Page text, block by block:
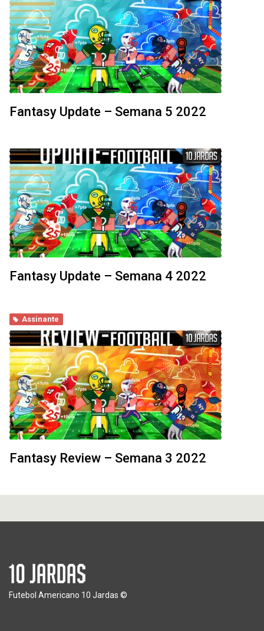
Fantasy Update – Semana 5 2022
Fantasy Update – Semana 4 2022
Assinante
Fantasy Review – Semana 3 2022
Futebol Americano 10 Jardas ©